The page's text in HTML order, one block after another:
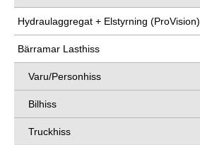
Hydraulaggregat + Elstyrning (ProVision)
Bärramar Lasthiss
Varu/Personhiss
Bilhiss
Truckhiss